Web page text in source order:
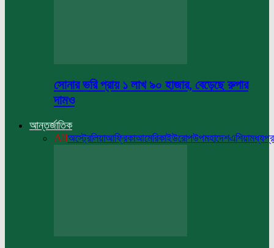
সোনার ভরি প্রায় ১ লাখ ৯০ হাজার, বেড়েছে রুপার
দামও
আন্তর্জাতিক
Allঅস্ট্রেলিয়াআফ্রিকাআমেরিকাইউরোপউপমহাদেশএশিয়া